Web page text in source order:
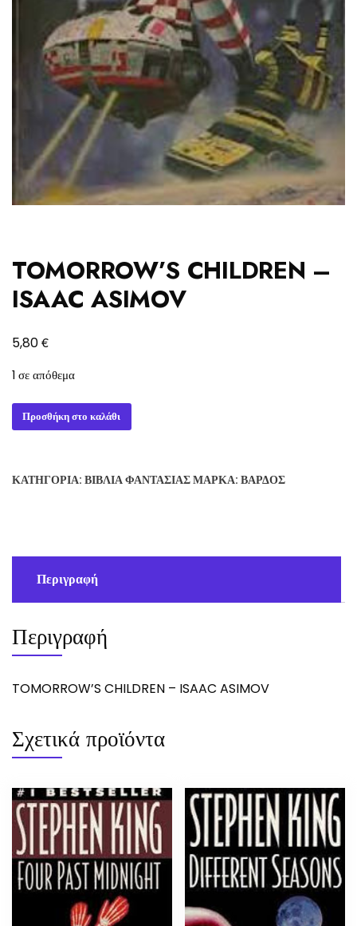
TOMORROW’S CHILDREN –
ISAAC ASIMOV
5,80€
1 σε απόθεμα
TOMORROW'S
CHILDREN
ASIMOV
Προσθήκη στο καλάθι
ΚΑΤΗΓΟΡΊΑ: ΒΙΒΛΊΑ ΦΑΝΤΑΣΊΑΣΜΆΡΚΑ: ΒΆΡΔΟΣ
Περιγραφή
Περιγραφή
TOMORROW’S CHILDREN – ISAAC ASIMOV
Σχετικά προϊόντα